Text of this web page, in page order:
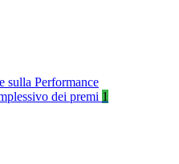
sulla Performance
dei premi 1